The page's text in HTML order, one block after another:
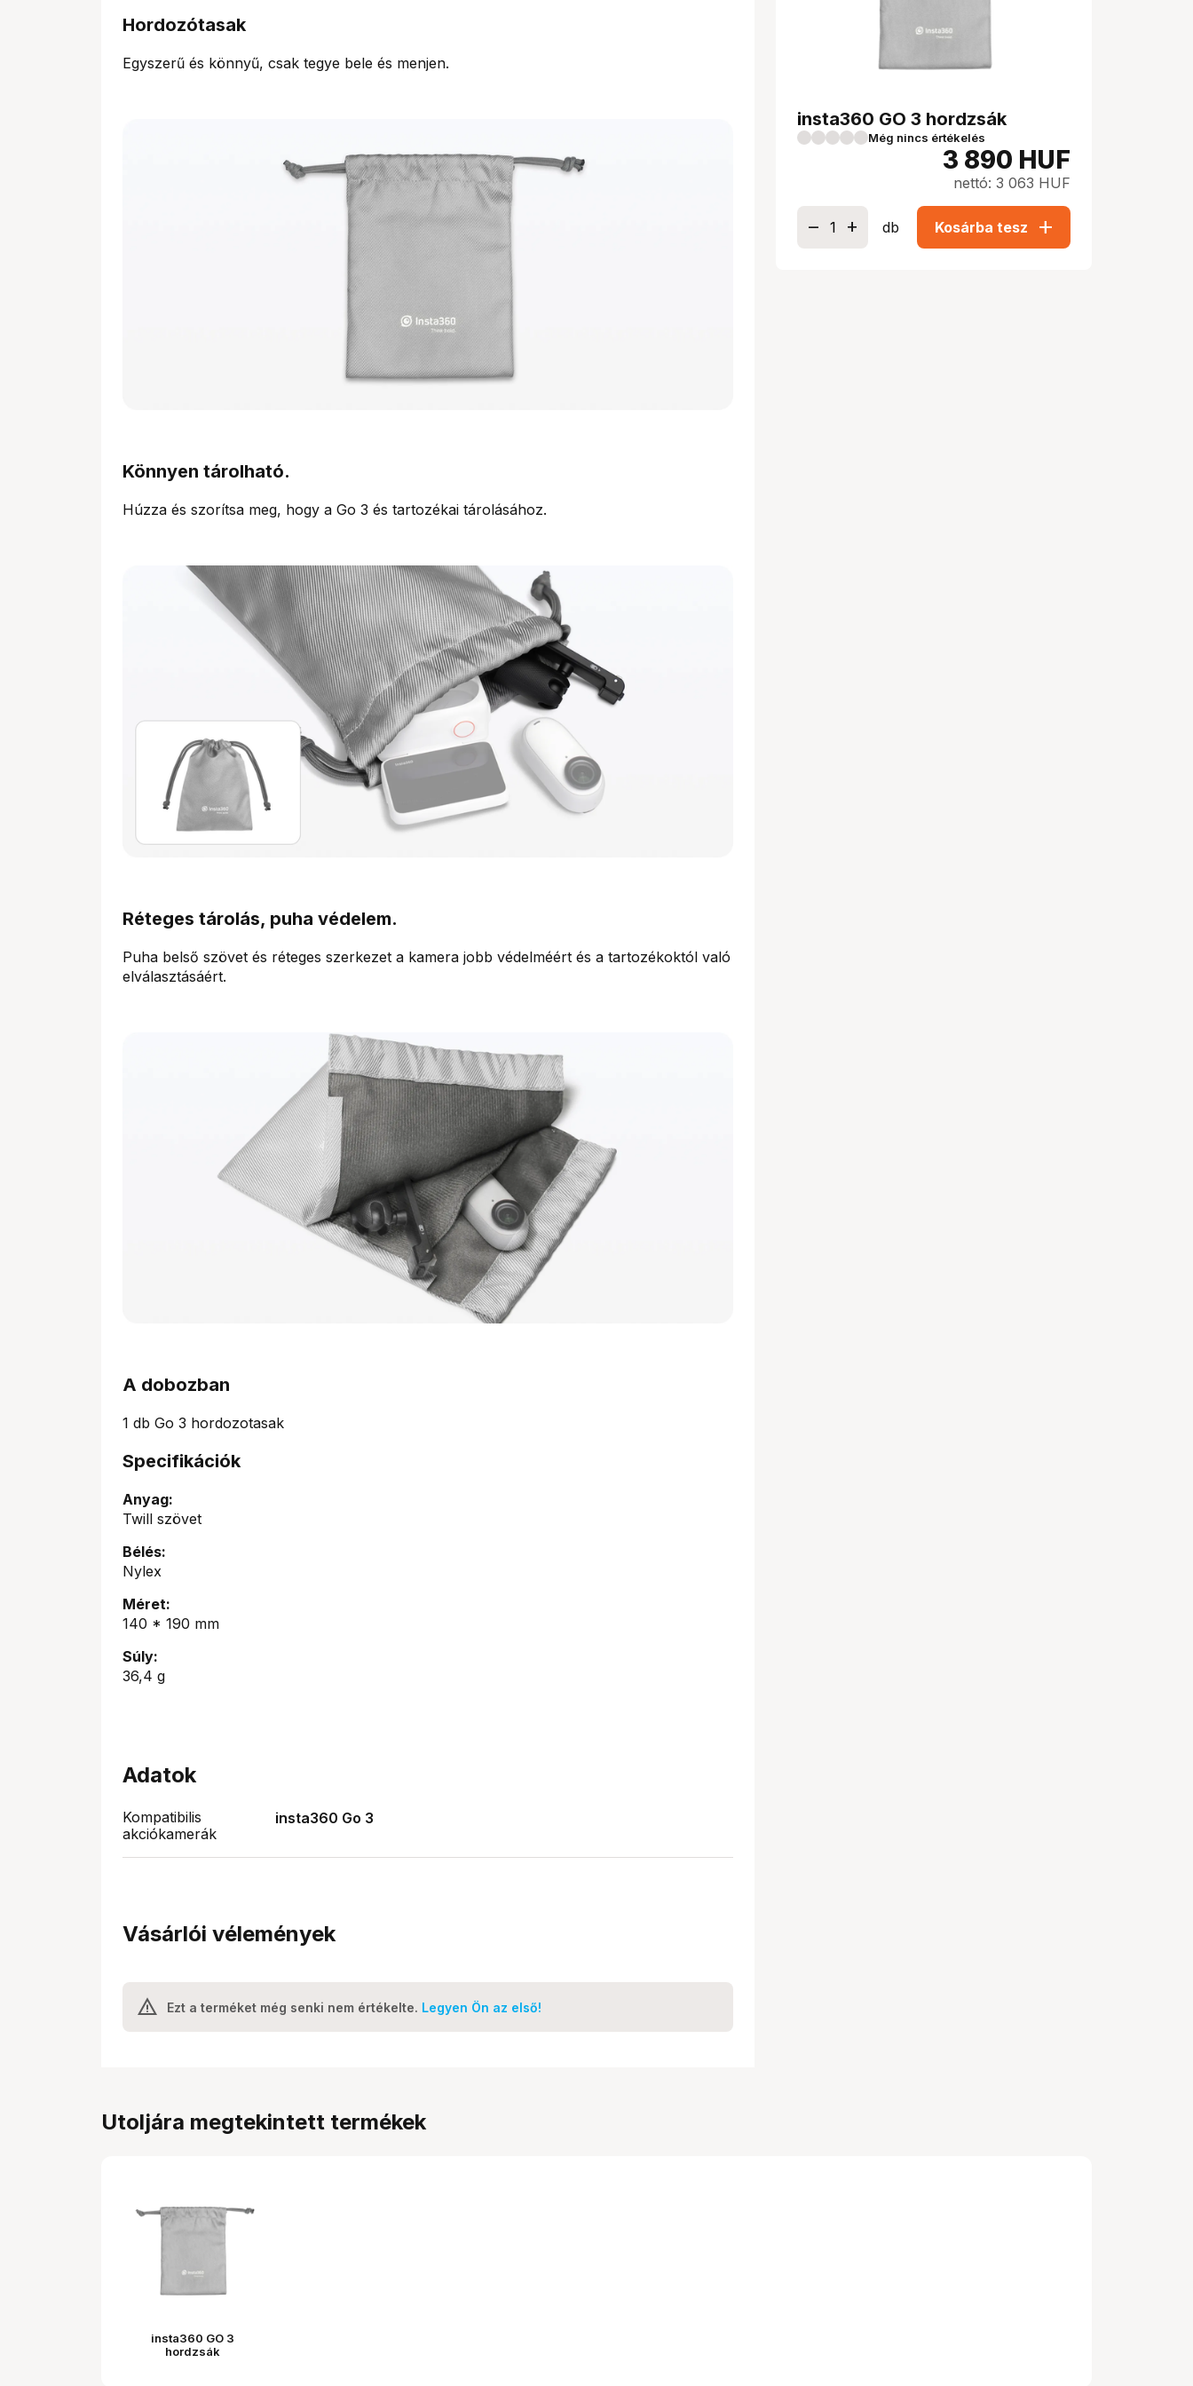
Hordozótasak
Egyszerű és könnyű, csak tegye bele és menjen.
Könnyen tárolható.
Húzza és szorítsa meg, hogy a Go 3 és tartozékai tárolásához.
Réteges tárolás, puha védelem.
Puha belső szövet és réteges szerkezet a kamera jobb védelméért és a tartozékoktól való
elválasztásáért.
A dobozban
1 db Go 3 hordozotasak
Specifikációk
Anyag:
Twill szövet
Bélés:
Nylex
Méret:
140 * 190 mm
Súly:
36,4 g
Adatok
Kompatibilis
akciókamerák
insta360 Go 3
Vásárlói vélemények
Ezt a terméket még senki nem értékelte. Legyen Ön az első!
insta360 GO 3 hordzsák
Még nincs értékelés
3 890 HUF
nettó: 3 063 HUF
db Kosárba tesz add
Utoljára megtekintett termékek
insta360 GO 3
hordzsák